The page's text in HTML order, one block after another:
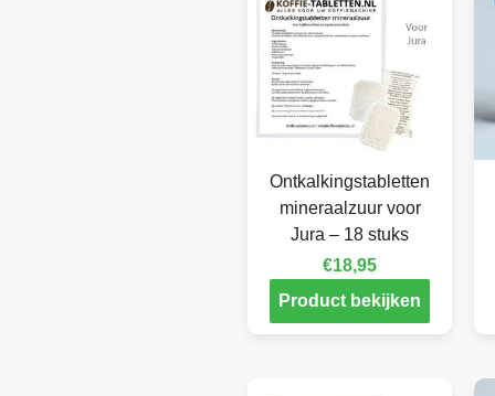
Ontkalkingstabletten
mineraalzuur voor
Jura – 18 stuks
€18,95
Product bekijken